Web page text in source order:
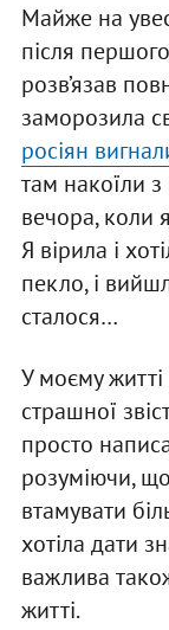
Майже на
після
розв’язав
заморозила
росіян
там накоїли
вечора, коли
Я вірила і
пекло, і
сталося…
У моєму
страшної
просто
розуміючи,
втамувати
хотіла дати
важлива
житті.